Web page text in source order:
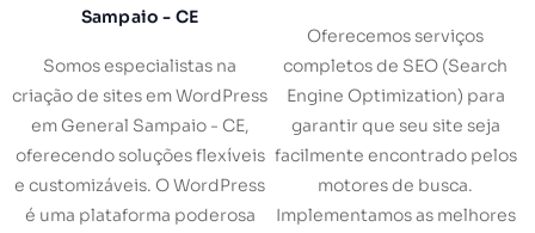
Sampaio - CE
Somos especialistas na
criação de sites em WordPress
em General Sampaio - CE,
oferecendo soluções flexíveis
e customizáveis. O WordPress
é uma plataforma poderosa
Oferecemos serviços
completos de SEO (Search
Engine Optimization) para
garantir que seu site seja
facilmente encontrado pelos
motores de busca.
Implementamos as melhores